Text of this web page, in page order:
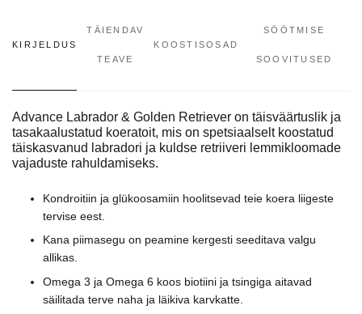
KIRJELDUS
TÄIENDAV
TEAVE
KOOSTISOSAD
SÖÖTMISE
SOOVITUSED
Advance Labrador & Golden Retriever on täisväärtuslik ja
tasakaalustatud koeratoit, mis on spetsiaalselt koostatud
täiskasvanud labradori ja kuldse retriiveri lemmikloomade
vajaduste rahuldamiseks.
Kondroitiin ja glükoosamiin hoolitsevad teie koera liigeste
tervise eest.
Kana piimasegu on peamine kergesti seeditava valgu
allikas.
Omega 3 ja Omega 6 koos biotiini ja tsingiga aitavad
säilitada terve naha ja läikiva karvkatte.